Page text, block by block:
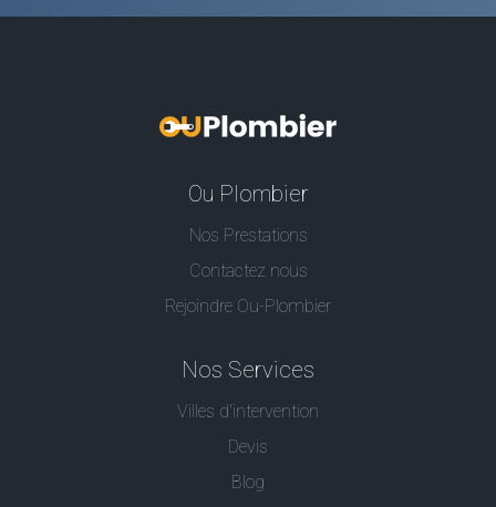
Ou Plombier
Nos Prestations
Contactez nous
Rejoindre Ou-Plombier
Nos Services
Villes d'intervention
Devis
Blog